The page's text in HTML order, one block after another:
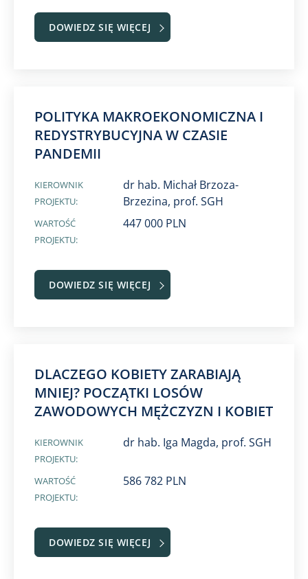
DOWIEDZ SIĘ WIĘCEJ
POLITYKA MAKROEKONOMICZNA I
REDYSTRYBUCYJNA W CZASIE
PANDEMII
KIEROWNIK
PROJEKTU:
dr hab. Michał Brzoza-
Brzezina, prof. SGH
WARTOŚĆ
PROJEKTU:
447 000 PLN
DOWIEDZ SIĘ WIĘCEJ
DLACZEGO KOBIETY ZARABIAJĄ
MNIEJ? POCZĄTKI LOSÓW
ZAWODOWYCH MĘŻCZYZN I KOBIET
KIEROWNIK
PROJEKTU:
dr hab. Iga Magda, prof. SGH
WARTOŚĆ
PROJEKTU:
586 782 PLN
DOWIEDZ SIĘ WIĘCEJ